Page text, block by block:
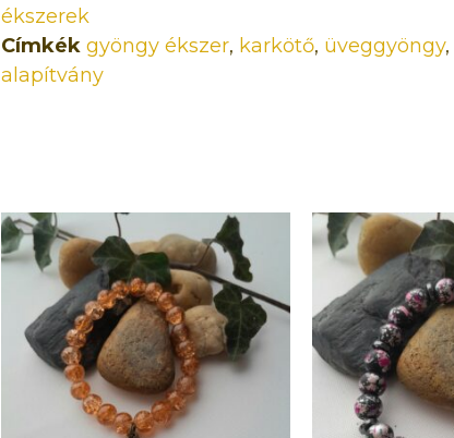
ékszerek
Címkék gyöngy ékszer, karkötő, üveggyöngy,
alapítvány